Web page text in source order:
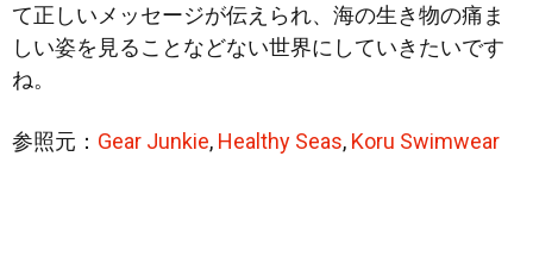
て正しいメッセージが伝えられ、海の生き物の痛ま
しい姿を見ることなどない世界にしていきたいです
ね。
参照元： Gear Junkie, Healthy Seas, Koru Swimwear